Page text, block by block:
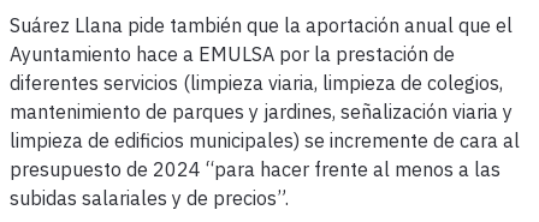
Suárez Llana pide también que la aportación anual que el
Ayuntamiento hace a EMULSA por la prestación de
diferentes servicios (limpieza viaria, limpieza de colegios,
mantenimiento de parques y jardines, señalización viaria y
limpieza de edificios municipales) se incremente de cara al
presupuesto de 2024 “para hacer frente al menos a las
subidas salariales y de precios”.